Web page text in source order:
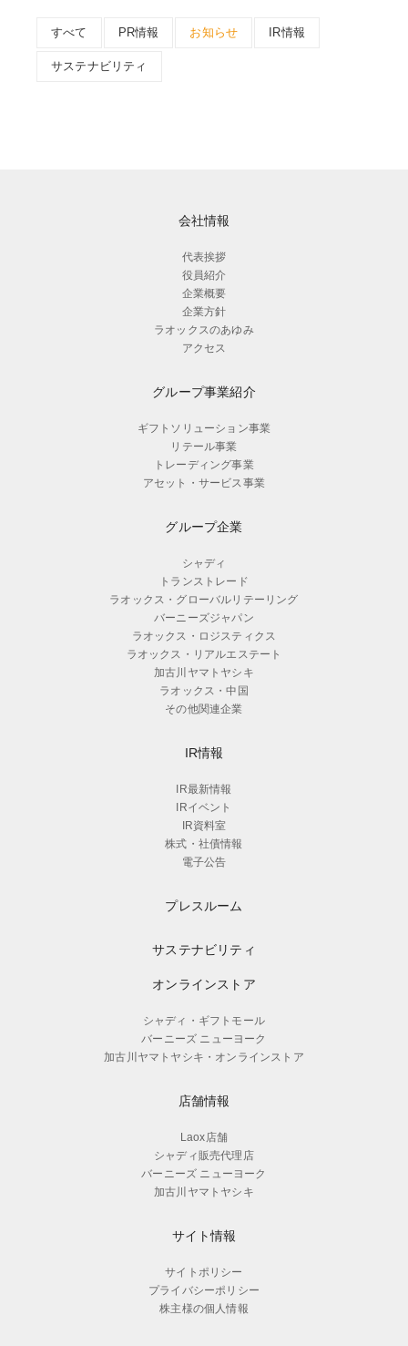
すべて PR情報 お知らせ IR情報
サステナビリティ
会社情報
代表挨拶
役員紹介
企業概要
企業方針
ラオックスのあゆみ
アクセス
グループ事業紹介
ギフトソリューション事業
リテール事業
トレーディング事業
アセット・サービス事業
グループ企業
シャディ
トランストレード
ラオックス・グローバルリテーリング
バーニーズジャパン
ラオックス・ロジスティクス
ラオックス・リアルエステート
加古川ヤマトヤシキ
ラオックス・中国
その他関連企業
IR情報
IR最新情報
IRイベント
IR資料室
株式・社債情報
電子公告
プレスルーム
サステナビリティ
オンラインストア
シャディ・ギフトモール
バーニーズ ニューヨーク
加古川ヤマトヤシキ・オンラインストア
店舗情報
Laox店舗
シャディ販売代理店
バーニーズ ニューヨーク
加古川ヤマトヤシキ
サイト情報
サイトポリシー
プライバシーポリシー
株主様の個人情報